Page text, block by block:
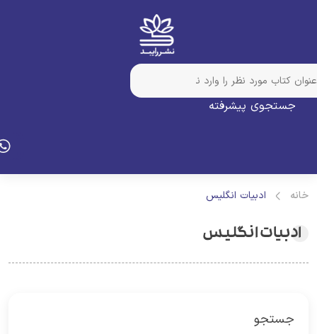
جستجوی پیشرفته
ادبیات انگلیس
ادبیات انگلیس
جستجو